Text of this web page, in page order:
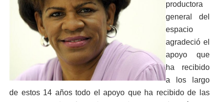
productora
general del
espacio
agradeció el
apoyo que
ha recibido
a los largo
de estos 14 años todo el apoyo que ha recibido de las